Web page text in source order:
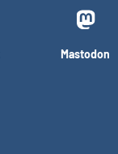
Mastodon